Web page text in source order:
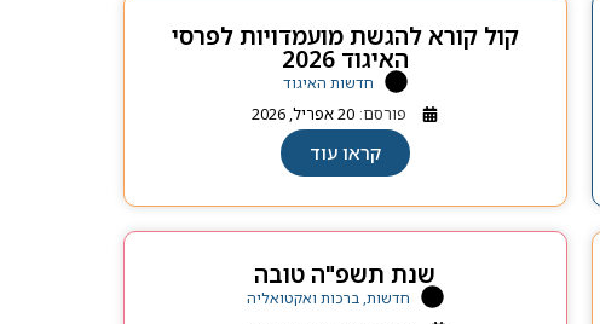
קול קורא להגשת מועמדויות לפרסי
האיגוד 2026
חדשות האיגוד
פורסם: 20 אפריל, 2026
קראו עוד
שנת תשפ"ה טובה
חדשות, ברכות ואקטואליה